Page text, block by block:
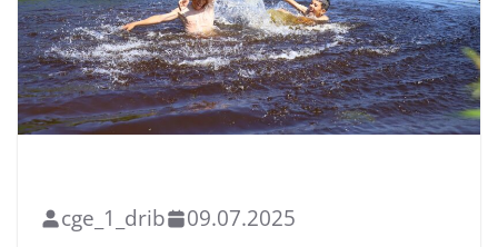
cge_1_drib 09.07.2025